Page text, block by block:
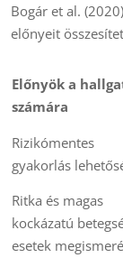
Bogár et al.
előnyeit
Előnyök a
számára
Rizikómentes
gyakorlás
Ritka és magas
kockázatú
esetek